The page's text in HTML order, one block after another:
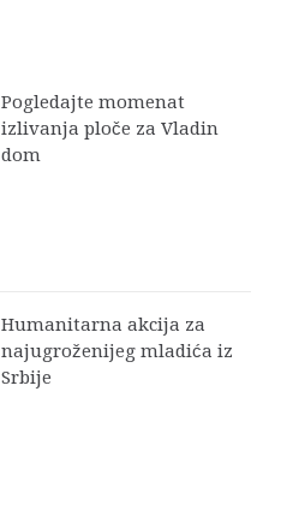
Pogledajte momenat
izlivanja ploče za Vladin
dom
Humanitarna akcija za
najugroženijeg mladića iz
Srbije